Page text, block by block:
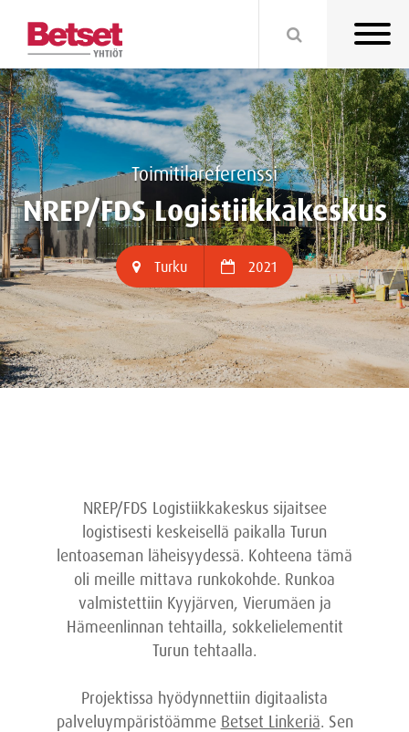
Toimitilareferenssi
NREP/FDS Logistiikkakeskus
Turku 2021
NREP/FDS Logistiikkakeskus sijaitsee
logistisesti keskeisellä paikalla Turun
lentoaseman läheisyydessä. Kohteena tämä
oli meille mittava runkokohde. Runkoa
valmistettiin Kyyjärven, Vierumäen ja
Hämeenlinnan tehtailla, sokkelielementit
Turun tehtaalla.
Projektissa hyödynnettiin digitaalista
palveluympäristöämme Betset Linkeriä. Sen